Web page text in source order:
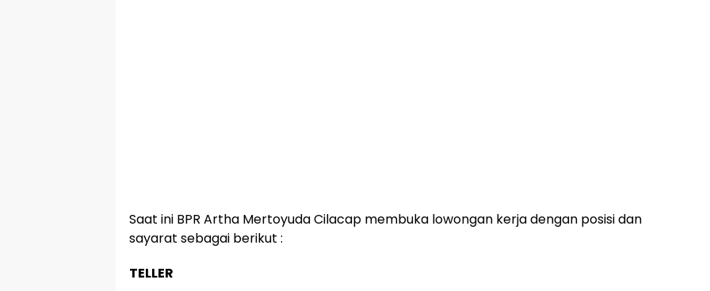
Saat ini BPR Artha Mertoyuda Cilacap membuka lowongan kerja dengan posisi dan
sayarat sebagai berikut :
TELLER